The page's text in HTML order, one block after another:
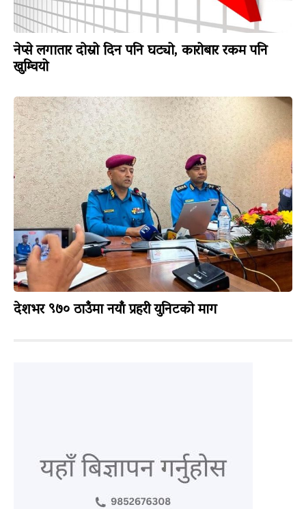
नेप्से लगातार दोस्रो दिन पनि घट्यो, कारोबार रकम पनि
खुम्चियो
देशभर ९७० ठाउँमा नयाँ प्रहरी युनिटको माग